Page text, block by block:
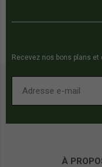
Recevez nos bons plans et
À